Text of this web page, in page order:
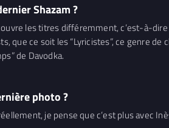
Shazam ?
les titres différemment, c’est-à-
que ce soit les “Lyricistes”, ce genre de
de Davodka.
photo ?
je pense que c’est plus avec